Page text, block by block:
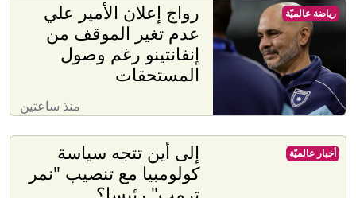
رواج إعلان الأمير علي
عدم تغير الموقف من
إنفانتينو رغم وصول
المستحقات
منذ ساعتين
رياضة عالميّة
إلى أين تتجه سياسة
كولومبيا مع تنصيب "نمر
أخبار عالميّة